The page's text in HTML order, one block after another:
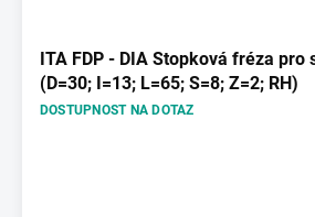
ITA FDP - DIA Stopková fréza pro
(D=30; I=13; L=65; S=8; Z=2; RH)
DOSTUPNOST NA DOTAZ